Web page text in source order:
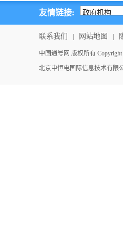
友情链接:
联系我们 网站地图
中国通号网 版权所有
北京中恒电国际信息技术有限